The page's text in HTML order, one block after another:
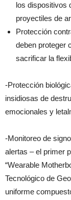
los dispositivos
proyectiles de
Protección
deben proteger
sacrificar la
-Protección
insidiosas de
emocionales y
-Monitoreo de
alertas – el primer
“Wearable
Tecnológico de
uniforme